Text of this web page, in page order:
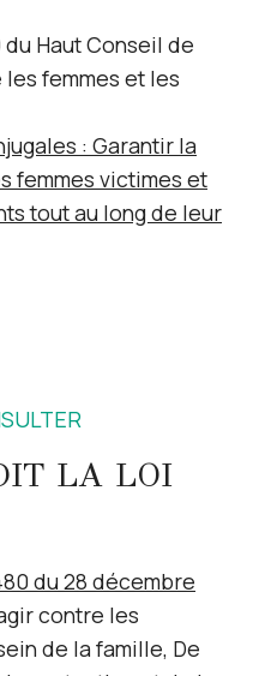
Haut Conseil de
les femmes et les
: Garantir la
femmes victimes et
tout au long de leur
LA LOI
du 28 décembre
contre les
de la famille, De